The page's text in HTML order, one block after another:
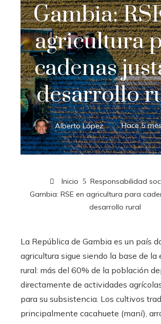
Gambia:
agricultura
cadenas
desarrollo
Alberto López Hace 5
Inicio
Responsabilidad
Gambia: RSE en agricultura para
desarrollo rural
La República de Gambia es un país
agricultura sigue siendo la base de la
rural: más del 60% de la población
directamente de actividades
para su subsistencia. Los cultivos
principalmente cacahuete (maní),